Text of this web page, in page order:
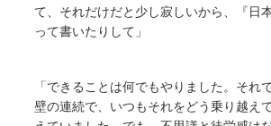
て、それだけだと少し寂しいから、『日
って書いたりして」
「できることは何でもやりました。それ
壁の連続で、いつもそれをどう乗り越え